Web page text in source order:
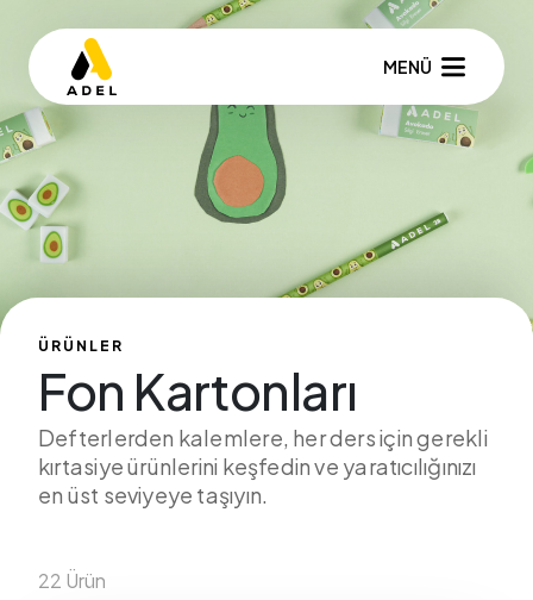
MENÜ
ÜRÜNLER
Fon Kartonları
Defterlerden kalemlere, her ders için gerekli
kırtasiye ürünlerini keşfedin ve yaratıcılığınızı
en üst seviyeye taşıyın.
22 Ürün